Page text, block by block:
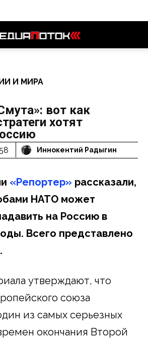
И МИРА
вот как
хотят
Иннокентий Радыгин
«Репортер» рассказали,
НАТО может
на Россию в
Всего представлено
утверждают, что
союза
из самых серьезных
окончания Второй